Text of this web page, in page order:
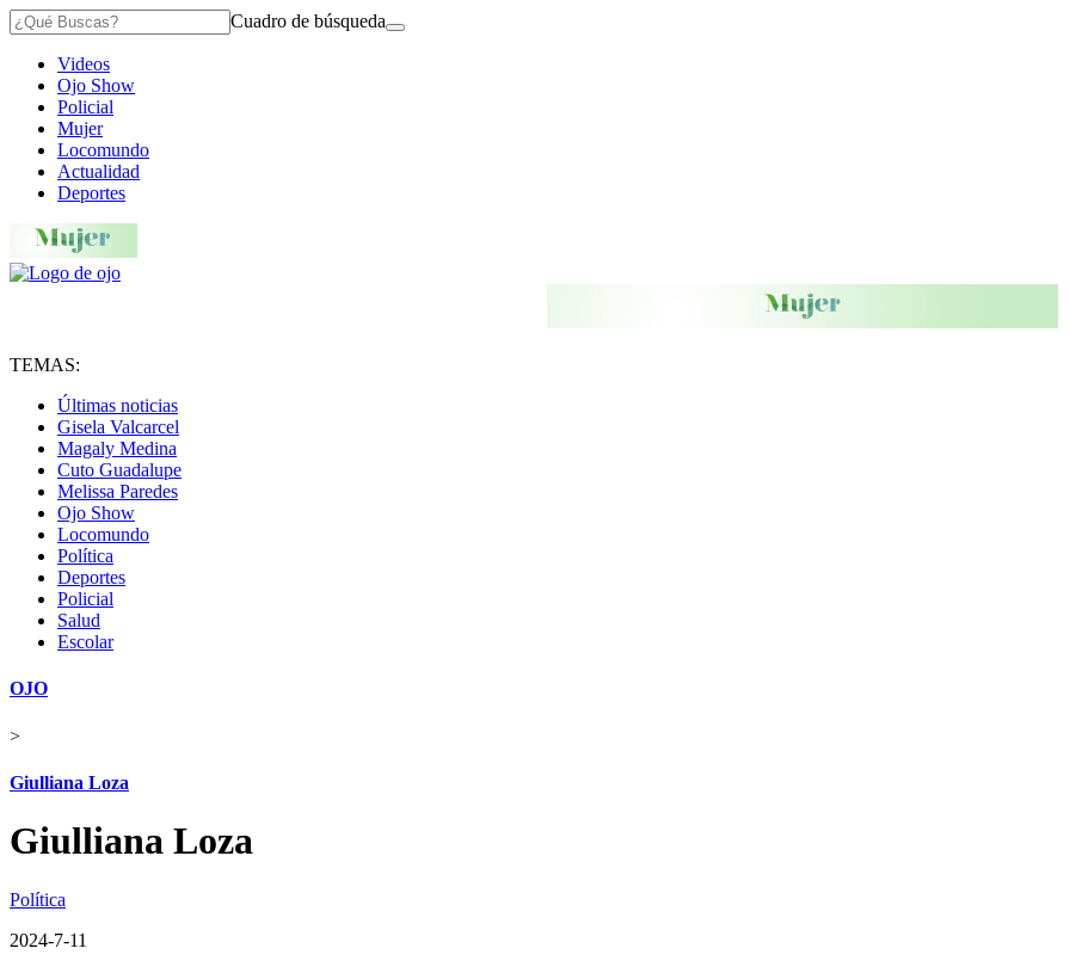
Cuadro de búsqueda
Videos
Ojo Show
Policial
Mujer
Locomundo
Actualidad
Deportes
TEMAS:
Últimas noticias
Gisela Valcarcel
Magaly Medina
Cuto Guadalupe
Melissa Paredes
Ojo Show
Locomundo
Política
Deportes
Policial
Salud
Escolar
OJO
>
Giulliana Loza
Giulliana Loza
Política
2024-7-11